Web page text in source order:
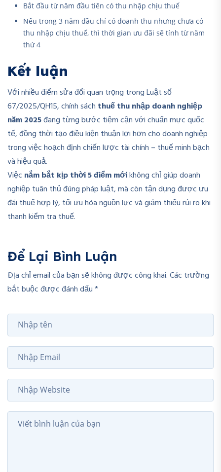
Bắt đầu từ năm đầu tiên có thu nhập chịu thuế
Nếu trong 3 năm đầu chỉ có doanh thu nhưng chưa có
thu nhập chịu thuế, thì thời gian ưu đãi sẽ tính từ năm
thứ 4
Kết luận
Với nhiều điểm sửa đổi quan trọng trong Luật số
67/2025/QH15, chính sách thuế thu nhập doanh nghiệp
năm 2025đang từng bước tiệm cận với chuẩn mực quốc
tế, đồng thời tạo điều kiện thuận lợi hơn cho doanh nghiệp
trong việc hoạch định chiến lược tài chính – thuế minh bạch
và hiệu quả.
Việc nắm bắt kịp thời 5 điểm mớikhông chỉ giúp doanh
nghiệp tuân thủ đúng pháp luật, mà còn tận dụng được ưu
đãi thuế hợp lý, tối ưu hóa nguồn lực và giảm thiểu rủi ro khi
thanh kiểm tra thuế.
Để Lại Bình Luận
Địa chỉ email của bạn sẽ không được công khai. Các trường
bắt buộc được đánh dấu *